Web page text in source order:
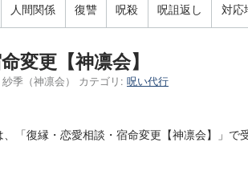
人間関係 復讐 呪殺 呪詛返し 対応
変更【神凛会】
季（神凛会） カテゴリ: 呪い代行
「復縁・恋愛相談・宿命変更【神凛会】」で